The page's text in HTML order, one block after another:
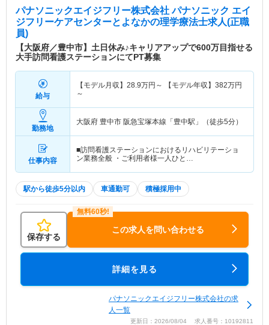
パナソニックエイジフリー株式会社 パナソニック エイ
ジフリーケアセンターとよなかの理学療法士求人(正職
員)
【大阪府／豊中市】土日休み♪キャリアアップで600万目指せる
大手訪問看護ステーションにてPT募集
給与
【モデル月収】 28.9万円～ 【モデル年収】 382万円
～
勤務地
大阪府 豊中市 阪急宝塚本線「豊中駅」（徒歩5分）
仕事内容
■訪問看護ステーションにおけるリハビリテーショ
ン業務全般 ・ご利用者様一人ひと…
駅から徒歩5分以内 車通勤可 積極採用中
保存する
この求人を問い合わせる
詳細を見る
パナソニックエイジフリー株式会社の求
人一覧
更新日：2026/08/04 求人番号：10192811